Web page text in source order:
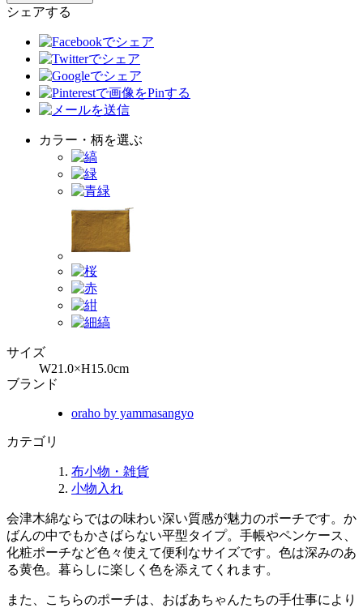
シェアする
カラー・柄を選ぶ
サイズ
W21.0×H15.0cm
ブランド
oraho by yammasangyo
カテゴリ
布小物・雑貨
小物入れ
会津木綿ならではの味わい深い質感が魅力のポーチです。か
ばんの中でもかさばらない平型タイプ。手帳やペンケース、
化粧ポーチなど色々使えて便利なサイズです。色は深みのあ
る黄色。暮らしに楽しく色を添えてくれます。
また、こちらのポーチは、おばあちゃんたちの手仕事により